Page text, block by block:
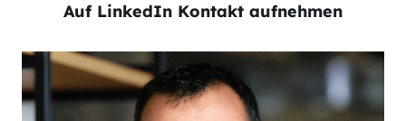
Stefan Ivanov ist der Chief Revenue Officer bei
Auf LinkedIn Kontakt aufnehmen